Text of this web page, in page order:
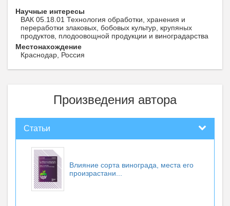
Научные интересы
ВАК 05.18.01 Технология обработки, хранения и
переработки злаковых, бобовых культур, крупяных
продуктов, плодоовощной продукции и виноградарства
Местонахождение
Краснодар, Россия
Произведения автора
Статьи
Влияние сорта винограда, места его
произрастани...